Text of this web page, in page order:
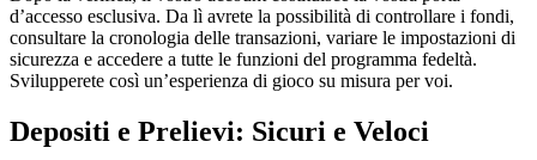
d’accesso esclusiva. Da lì avrete la possibilità di controllare i fondi,
consultare la cronologia delle transazioni, variare le impostazioni di
sicurezza e accedere a tutte le funzioni del programma fedeltà.
Svilupperete così un’esperienza di gioco su misura per voi.
Depositi e Prelievi: Sicuri e Veloci